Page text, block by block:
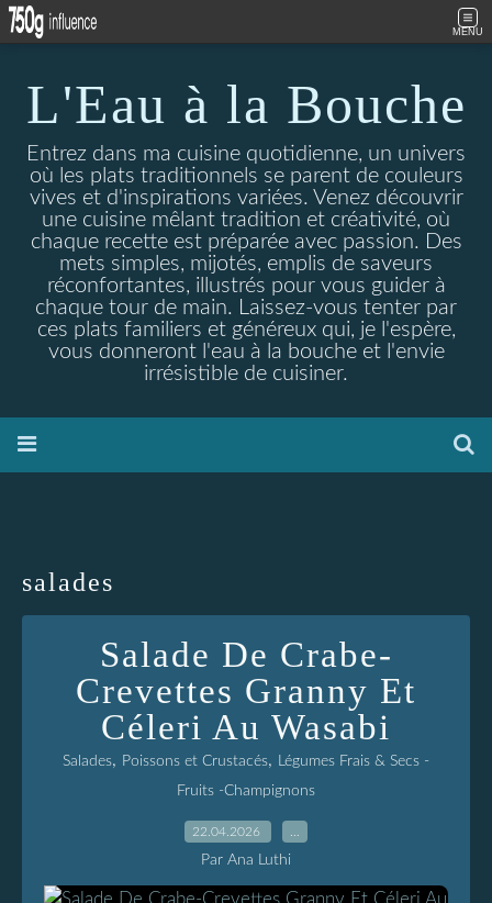
MENU
L'Eau à la Bouche
Entrez dans ma cuisine quotidienne, un univers
où les plats traditionnels se parent de couleurs
vives et d'inspirations variées. Venez découvrir
une cuisine mêlant tradition et créativité, où
chaque recette est préparée avec passion. Des
mets simples, mijotés, emplis de saveurs
réconfortantes, illustrés pour vous guider à
chaque tour de main. Laissez-vous tenter par
ces plats familiers et généreux qui, je l'espère,
vous donneront l'eau à la bouche et l'envie
irrésistible de cuisiner.
salades
Salade De Crabe-
Crevettes Granny Et
Céleri Au Wasabi
Salades, Poissons et Crustacés, Légumes Frais & Secs -
Fruits -Champignons
22.04.2026
Par Ana Luthi